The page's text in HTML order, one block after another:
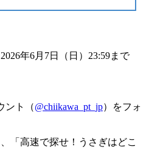
年6月7日（日）23:59まで
ント（@chiikawa_pt_jp）をフォ
「高速で探せ！うさぎはどこ